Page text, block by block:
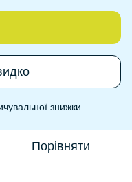
знижки
Порівняти